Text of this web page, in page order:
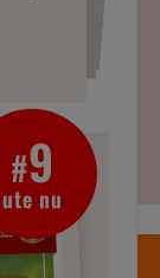
#9
ute nu